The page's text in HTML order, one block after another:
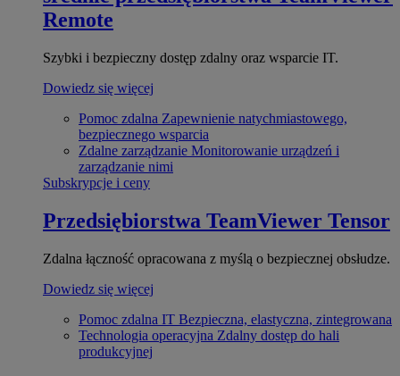
Remote
Szybki i bezpieczny dostęp zdalny oraz wsparcie IT.
Dowiedz się więcej
Pomoc zdalna Zapewnienie natychmiastowego,
bezpiecznego wsparcia
Zdalne zarządzanie Monitorowanie urządzeń i
zarządzanie nimi
Subskrypcje i ceny
Przedsiębiorstwa TeamViewer Tensor
Zdalna łączność opracowana z myślą o bezpiecznej obsłudze.
Dowiedz się więcej
Pomoc zdalna IT Bezpieczna, elastyczna, zintegrowana
Technologia operacyjna Zdalny dostęp do hali
produkcyjnej